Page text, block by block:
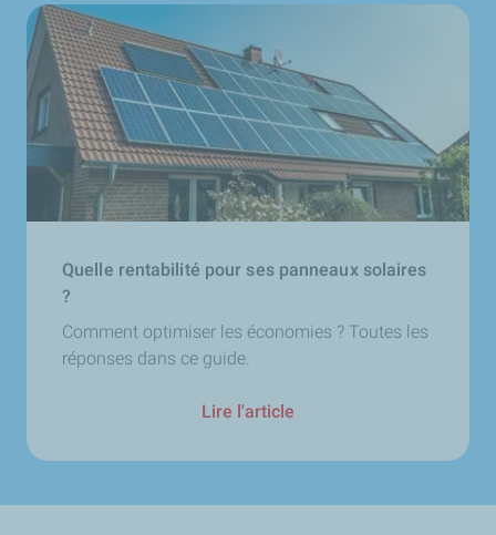
Quelle rentabilité pour ses panneaux solaires
?
Comment optimiser les économies ? Toutes les
réponses dans ce guide.
Lire l'article